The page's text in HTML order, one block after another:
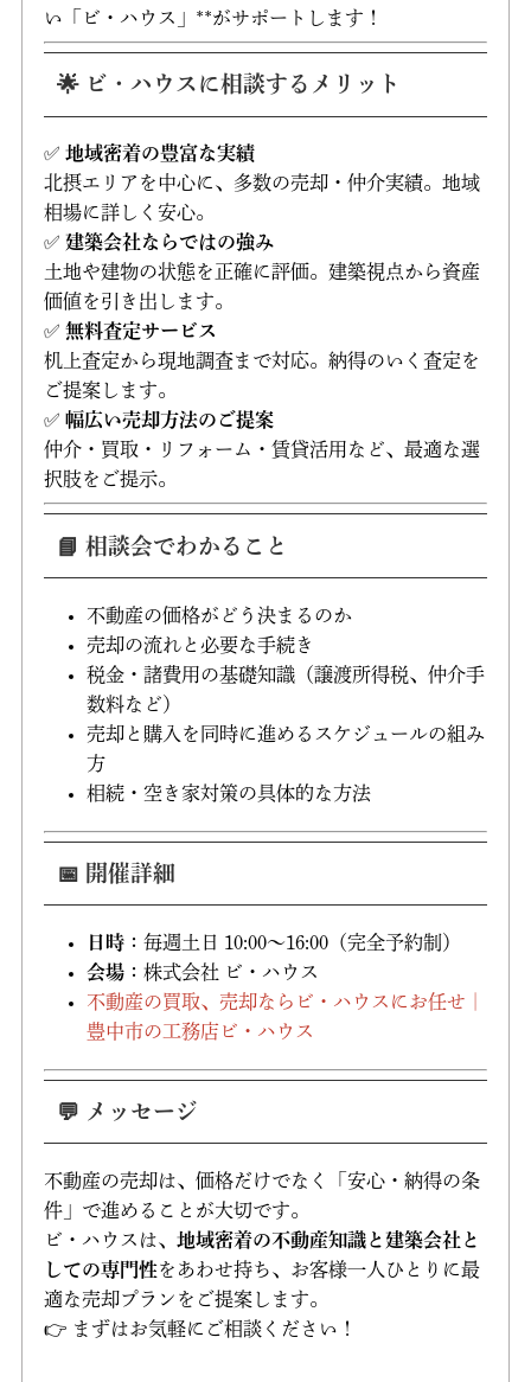
い「ビ・ハウス」**がサポートします！
🌟 ビ・ハウスに相談するメリット
✅地域密着の豊富な実績
北摂エリアを中心に、多数の売却・仲介実績。地域
相場に詳しく安心。
✅建築会社ならではの強み
土地や建物の状態を正確に評価。建築視点から資産
価値を引き出します。
✅無料査定サービス
机上査定から現地調査まで対応。納得のいく査定を
ご提案します。
✅幅広い売却方法のご提案
仲介・買取・リフォーム・賃貸活用など、最適な選
択肢をご提示。
📘 相談会でわかること
不動産の価格がどう決まるのか
売却の流れと必要な手続き
税金・諸費用の基礎知識（譲渡所得税、仲介手
数料など）
売却と購入を同時に進めるスケジュールの組み
方
相続・空き家対策の具体的な方法
📅 開催詳細
日時：毎週土日 10:00〜16:00（完全予約制）
会場：株式会社 ビ・ハウス
不動産の買取、売却ならビ・ハウスにお任せ｜
豊中市の工務店ビ・ハウス
💬 メッセージ
不動産の売却は、価格だけでなく「安心・納得の条
件」で進めることが大切です。
ビ・ハウスは、地域密着の不動産知識と建築会社と
しての専門性をあわせ持ち、お客様一人ひとりに最
適な売却プランをご提案します。
👉 まずはお気軽にご相談ください！